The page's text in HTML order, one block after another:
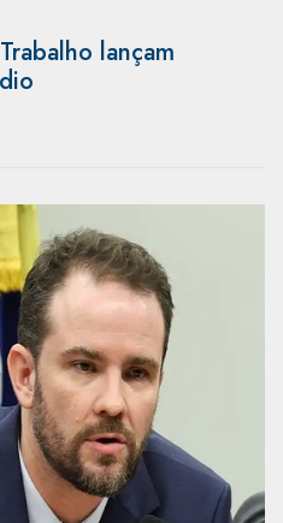
lançam